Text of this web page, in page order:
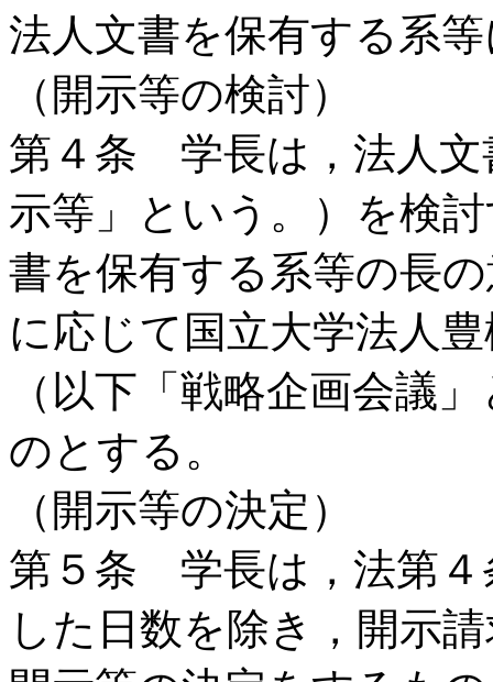
法人文書を保有する系
（開示等の検討）
第４条 学長は，法人文
示等」という。）を検
書を保有する系等の長
に応じて国立大学法人
（以下「戦略企画会議
のとする。
（開示等の決定）
第５条 学長は，法第４
した日数を除き，開示